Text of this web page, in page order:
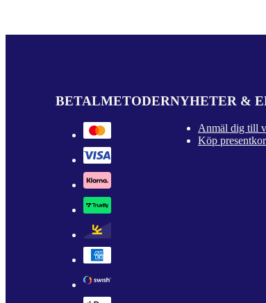
BETALMETODERNYHETER &
Anmäl dig till
Köp